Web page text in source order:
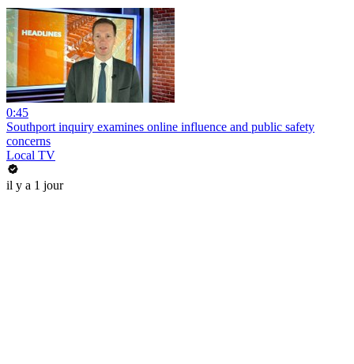
0:45
Southport inquiry examines online influence and public safety
concerns
Local TV
il y a 1 jour